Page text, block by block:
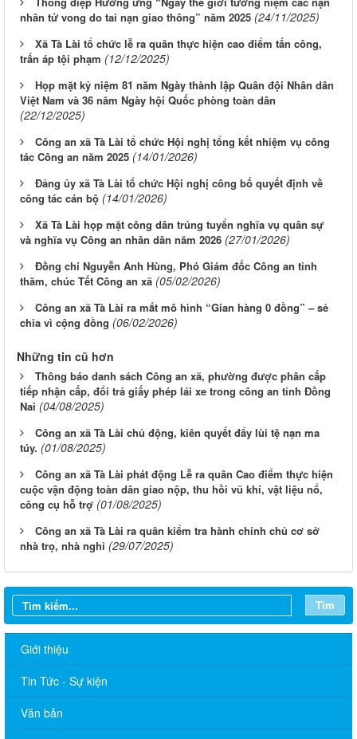
nhân tử vong do tai nạn giao thông” năm 2025 (24/11/2025)
Xã Tà Lài tổ chức lễ ra quân thực hiện cao điểm tấn công,
trấn áp tội phạm (12/12/2025)
Họp mặt kỷ niệm 81 năm Ngày thành lập Quân đội Nhân dân
Việt Nam và 36 năm Ngày hội Quốc phòng toàn dân
(22/12/2025)
Công an xã Tà Lài tổ chức Hội nghị tổng kết nhiệm vụ công
tác Công an năm 2025 (14/01/2026)
Đảng ủy xã Tà Lài tổ chức Hội nghị công bố quyết định về
công tác cán bộ (14/01/2026)
Xã Tà Lài họp mặt công dân trúng tuyển nghĩa vụ quân sự
và nghĩa vụ Công an nhân dân năm 2026 (27/01/2026)
Đồng chí Nguyễn Anh Hùng, Phó Giám đốc Công an tỉnh
thăm, chúc Tết Công an xã (05/02/2026)
Công an xã Tà Lài ra mắt mô hình “Gian hàng 0 đồng” – sẻ
chia vì cộng đồng (06/02/2026)
Những tin cũ hơn
Thông báo danh sách Công an xã, phường được phân cấp
tiếp nhận cấp, đổi trả giấy phép lái xe trong công an tỉnh Đồng
Nai (04/08/2025)
Công an xã Tà Lài chủ động, kiên quyết đẩy lùi tệ nạn ma
túy. (01/08/2025)
Công an xã Tà Lài phát động Lễ ra quân Cao điểm thực hiện
cuộc vận động toàn dân giao nộp, thu hồi vũ khí, vật liệu nổ,
công cụ hỗ trợ (01/08/2025)
Công an xã Tà Lài ra quân kiểm tra hành chính chủ cơ sở
nhà trọ, nhà nghỉ (29/07/2025)
Tìm
Giới thiệu
Tin Tức - Sự kiện
Văn bản